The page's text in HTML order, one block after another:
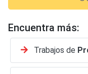
Encuentra más:
Trabajos de